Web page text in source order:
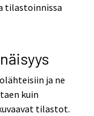
tilastoinnissa
ja ne
kuin
tilastot.